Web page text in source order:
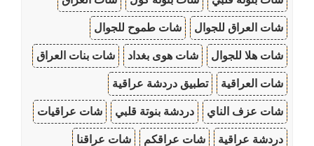
شات العراق للجوال شات طموح للجوال
شات هلا للجوال شات هوى بغداد شات بنات العراق
شات العراقية تطبيق دردشة عراقية
شات عزف الناي دردشة بنوتة قلبي شات عراقيات
دردشة عراقية شات عراقكم شات عراقنا